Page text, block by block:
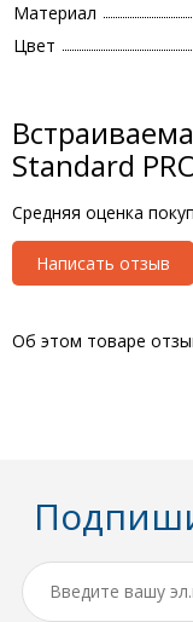
Материал
Цвет
Standard
Средняя оценка
Написать отзыв
Об этом товаре